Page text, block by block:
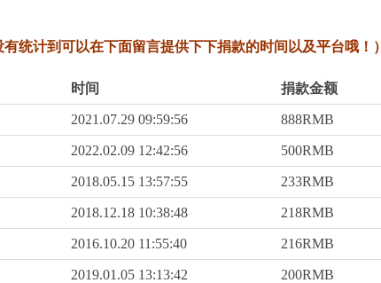
统计到可以在下面留言提供下下捐款的时间以及平台哦！）
时间 捐款金额
2021.07.29 09:59:56 888RMB
2022.02.09 12:42:56 500RMB
2018.05.15 13:57:55 233RMB
2018.12.18 10:38:48 218RMB
2016.10.20 11:55:40 216RMB
2019.01.05 13:13:42 200RMB